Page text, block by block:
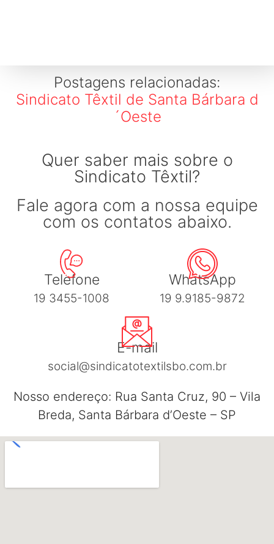
Postagens relacionadas:
Sindicato Têxtil de Santa Bárbara d
´Oeste
Quer saber mais sobre o
Sindicato Têxtil?
Fale agora com a nossa equipe
com os contatos abaixo.
Telefone
19 3455-1008
WhatsApp
19 9.9185-9872
E-mail
social@sindicatotextilsbo.com.br
Nosso endereço: Rua Santa Cruz, 90 – Vila
Breda, Santa Bárbara d’Oeste – SP